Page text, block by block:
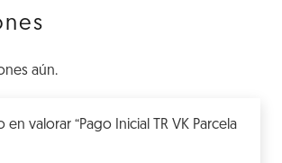
aún.
en valorar “Pago Inicial TR VK Parcela